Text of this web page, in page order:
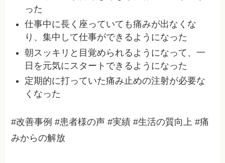
った
仕事中に長く座っていても痛みが出なくな
り、集中して仕事ができるようになった
朝スッキリと目覚められるようになって、一
日を元気にスタートできるようになった
定期的に打っていた痛み止めの注射が必要な
くなった
#改善事例 #患者様の声 #実績 #生活の質向上 #痛
みからの解放